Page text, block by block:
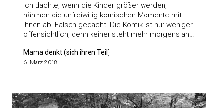
Ich dachte, wenn die Kinder größer werden,
nähmen die unfreiwillig komischen Momente mit
ihnen ab. Falsch gedacht. Die Komik ist nur weniger
offensichtlich, denn keiner steht mehr morgens an…
Mama denkt (sich ihren Teil)
6. März 2018